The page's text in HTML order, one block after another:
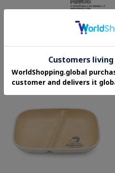
◆【ひんやり】SNOOPY クールアイマ